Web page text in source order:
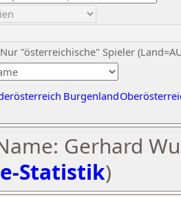
Nur "österreichische" Spieler
Burgenland
Gerhard
Statistik)